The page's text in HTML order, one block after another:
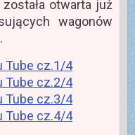
otwarta już
wagonów
Tube cz.1/4
Tube cz.2/4
Tube cz.3/4
Tube cz.4/4